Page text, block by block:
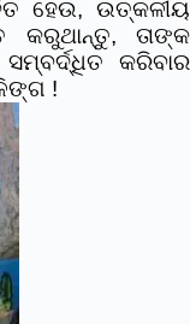
ହେଉ, ଉତ୍କଳୀୟ
କରୁଥାନ୍ତୁ, ତାଙ୍କ
କରିବାର
!